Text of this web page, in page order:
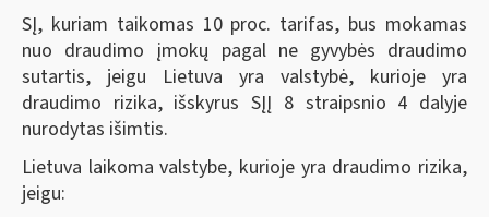
SĮ, kuriam taikomas 10 proc. tarifas, bus mokamas
nuo draudimo įmokų pagal ne gyvybės draudimo
sutartis, jeigu Lietuva yra valstybė, kurioje yra
draudimo rizika, išskyrus SĮĮ 8 straipsnio 4 dalyje
nurodytas išimtis.
Lietuva laikoma valstybe, kurioje yra draudimo rizika,
jeigu: